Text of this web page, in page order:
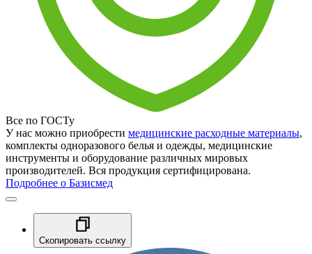
Все по ГОСТу
У нас можно приобрести медицинские расходные материалы,
комплекты одноразового белья и одежды, медицинские
инструменты и оборудование различных мировых
производителей. Вся продукция сертифицирована.
Подробнее о Базисмед
Скопировать ссылку